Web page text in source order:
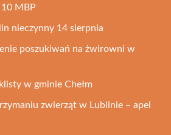
MBP
nieczynny 14 sierpnia
poszukiwań na żwirowni w
w gminie Chełm
zwierząt w Lublinie – apel